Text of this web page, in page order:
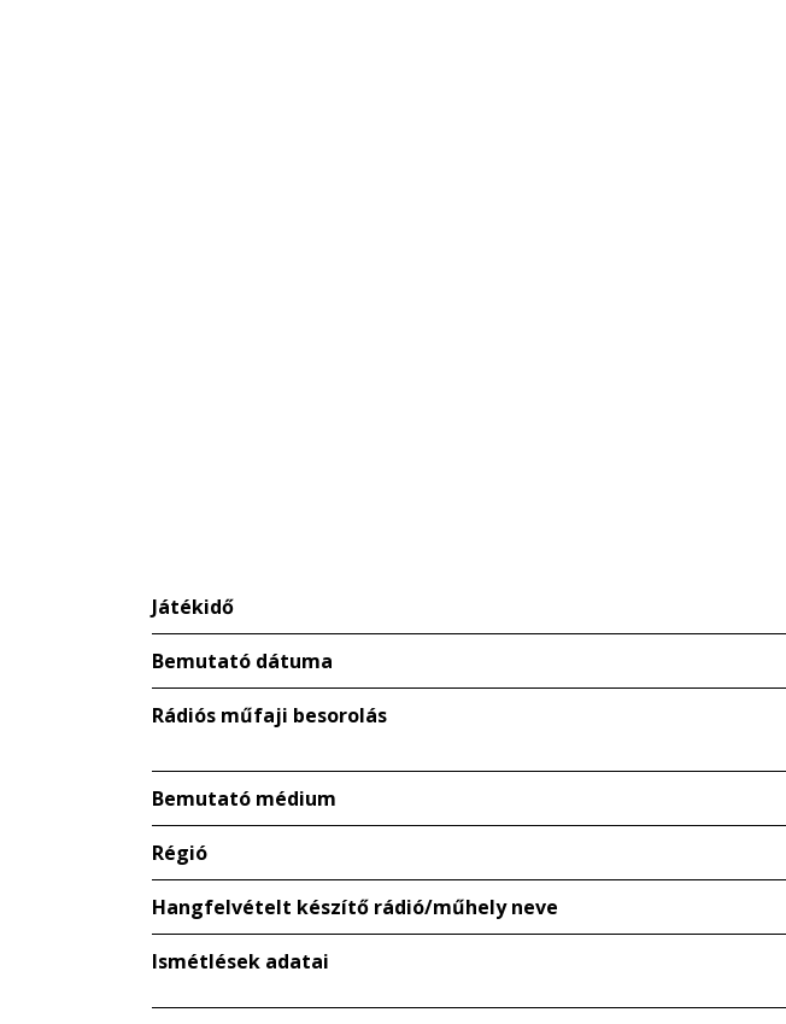
Játékidő
Bemutató dátuma
Rádiós műfaji besorolás
Bemutató médium
Régió
Hangfelvételt készítő rádió/műhely neve
Ismétlések adatai